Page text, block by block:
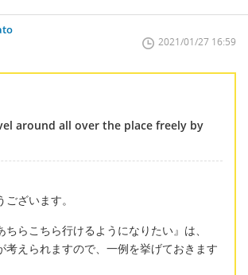
2021/01/27 16:59
around all over the place freely by
ざいます。
ちらこちら行けるようになりたい』は、
考えられますので、一例を挙げておきます